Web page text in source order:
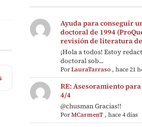
Ayuda para conseguir
doctoral de 1994
revisión de literatura
¡Hola a todos! Estoy
doctoral sob...
PorLauraTarraso ,hace 21
RE: Asesoramiento
4/4
@chusman Gracias!!
PorMCarmenT ,hace 4 días